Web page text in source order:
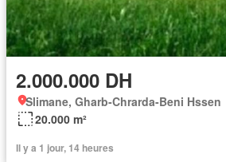
2.000.000 DH
Slimane, Gharb-Chrarda-Beni Hssen
20.000 m²
Il y a 1 jour, 14 heures